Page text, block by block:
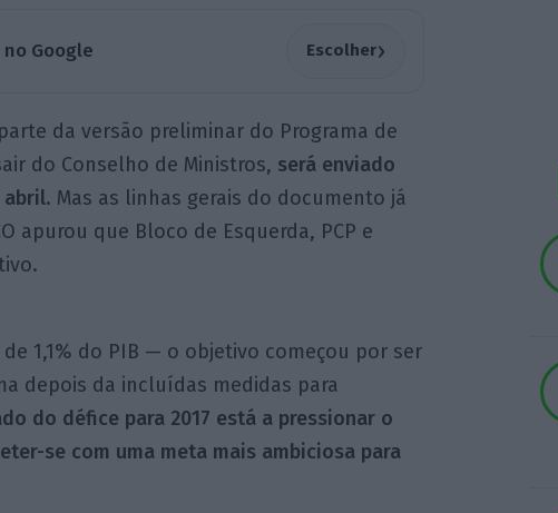
Google Escolher›
da versão preliminar do Programa de
do Conselho de Ministros, será enviado
abril. Mas as linhas gerais do documento já
apurou que Bloco de Esquerda, PCP e
1,1% do PIB — o objetivo começou por ser
depois da incluídas medidas para
do défice para 2017 está a pressionar o
se com uma meta mais ambiciosa para